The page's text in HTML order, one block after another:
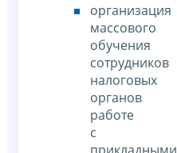
организация
массового
обучения
сотрудников
налоговых
органов
работе
с
прикладными